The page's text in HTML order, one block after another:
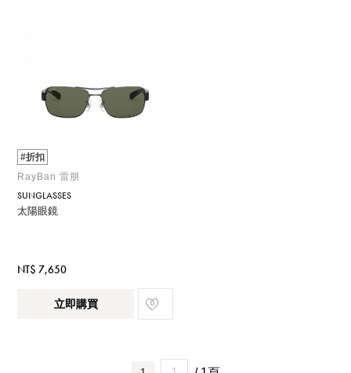
#折扣
RayBan 雷朋
SUNGLASSES
太陽眼鏡
NT$ 7,650
立即購買